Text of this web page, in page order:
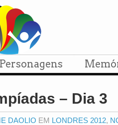
Personagens
– Dia 3
DAOLIO EM LONDRES 2012,